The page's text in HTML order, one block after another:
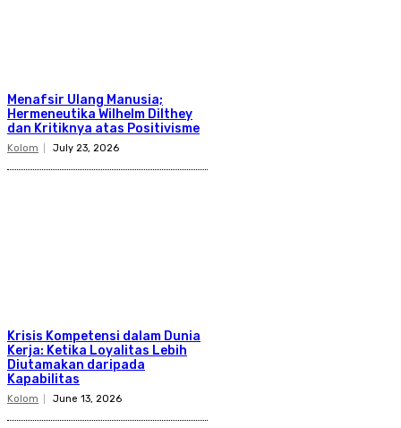
Menafsir Ulang Manusia;
Hermeneutika Wilhelm Dilthey
dan Kritiknya atas Positivisme
Kolom July 23, 2026
Krisis Kompetensi dalam Dunia
Kerja: Ketika Loyalitas Lebih
Diutamakan daripada
Kapabilitas
Kolom June 13, 2026